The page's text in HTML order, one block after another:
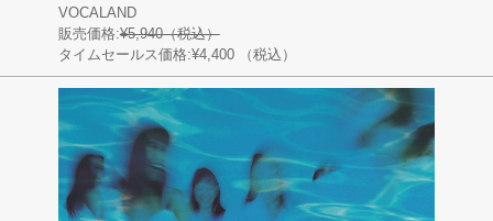
VOCALAND
販売価格:¥5,940（税込）
タイムセールス価格:¥4,400
（税込）